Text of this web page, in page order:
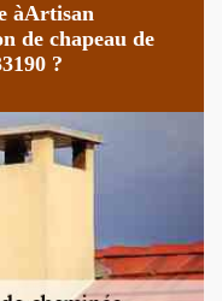
àArtisan
de chapeau de
?